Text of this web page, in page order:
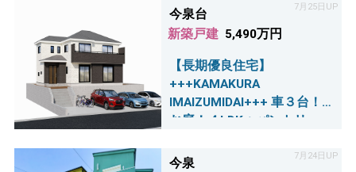
7月25日UP
今泉台
新築戸建 5,490万円
【長期優良住宅】
+++KAMAKURA
IMAIZUMIDAI+++ 車３台！
お庭！４LDK＋パントリー♪
坪！！
7月24日UP
今泉